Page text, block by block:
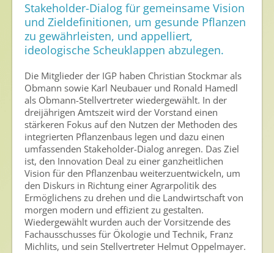
Gesunde Nahrung
Nutzen von Pflanzenschutzmitteln
Sichere Lebensmittel
Zulassung
Gesunde Menschen
Versorgungs- & Ernährungssicherheit
Gepflegtes Eigenheim
Anwenderschutz
Entsorgung von Pflanzenschutzmittel-Leergebinden
Die IGP
Zum Verband
Stakeholder-Dialog für gemeinsame Vision
und Zieldefinitionen, um gesunde Pflanzen
zu gewährleisten, und appelliert,
ideologische Scheuklappen abzulegen.
Die Mitglieder der IGP haben Christian Stockmar als
Obmann sowie Karl Neubauer und Ronald Hamedl
als Obmann-Stellvertreter wiedergewählt. In der
dreijährigen Amtszeit wird der Vorstand einen
stärkeren Fokus auf den Nutzen der Methoden des
integrierten Pflanzenbaus legen und dazu einen
umfassenden Stakeholder-Dialog anregen. Das Ziel
ist, den Innovation Deal zu einer ganzheitlichen
Vision für den Pflanzenbau weiterzuentwickeln, um
den Diskurs in Richtung einer Agrarpolitik des
Ermöglichens zu drehen und die Landwirtschaft von
morgen modern und effizient zu gestalten.
Wiedergewählt wurden auch der Vorsitzende des
Fachausschusses für Ökologie und Technik, Franz
Michlits, und sein Stellvertreter Helmut Oppelmayer.